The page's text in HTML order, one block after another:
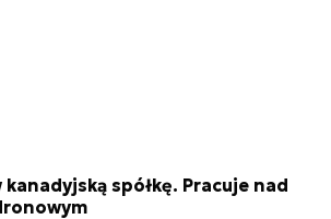
kanadyjską spółkę. Pracuje nad